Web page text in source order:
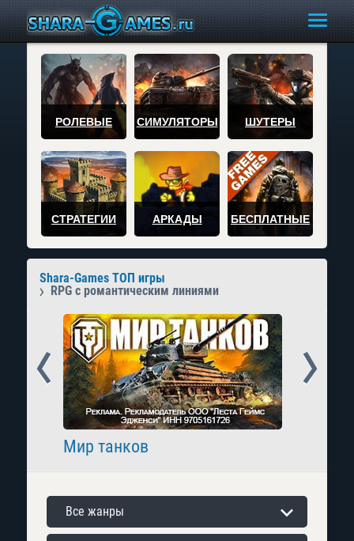
РОЛЕВЫЕ СИМУЛЯТОРЫ ШУТЕРЫ
СТРАТЕГИИ АРКАДЫ БЕСПЛАТНЫЕ
Shara-Games ТОП игры
RPG с романтическим линиями
Мир танков
Prev
Все жанры